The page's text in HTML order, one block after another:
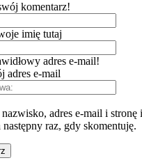
komentarz!
imię tutaj
adres e-mail!
adres e-mail
adres e-mail i stronę
następny raz, gdy skomentuję.